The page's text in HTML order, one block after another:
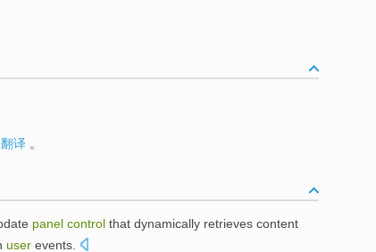
译 。
panel control that dynamically retrieves content
user events